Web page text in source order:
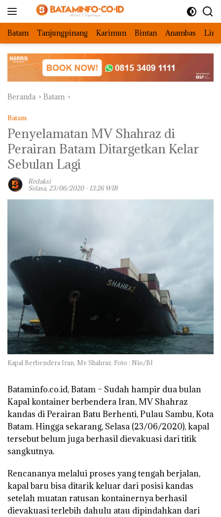
Batam Tanjungpinang Karimun Bintan Anambas
Beranda Batam
Batam
Penyelamatan MV Shahraz di
Perairan Batam Ditargetkan Kelar
Sebulan Lagi
Redaksi
Selasa, 23/06/2020 - 13:26 WIB
Kapal Berbendera Iran, Mv Shahraz. Foto : Nio/BI
Bataminfo.co.id, Batam – Sudah hampir dua bulan
Kapal kontainer berbendera Iran, MV Shahraz
kandas di Perairan Batu Berhenti, Pulau Sambu, Kota
Batam. Hingga sekarang, Selasa (23/06/2020), kapal
tersebut belum juga berhasil dievakuasi dari titik
sangkutnya.
Rencananya melalui proses yang tengah berjalan,
kapal baru bisa ditarik keluar dari posisi kandas
setelah muatan ratusan kontainernya berhasil
dievakuasi terlebih dahulu atau dipindahkan dari